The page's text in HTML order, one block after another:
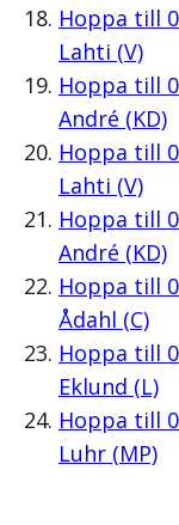
Hoppa till
Lahti (V)
Hoppa till
André (KD)
Hoppa till
Lahti (V)
Hoppa till
André (KD)
Hoppa till
Ådahl (C)
Hoppa till
Eklund (L)
Hoppa till
Luhr (MP)